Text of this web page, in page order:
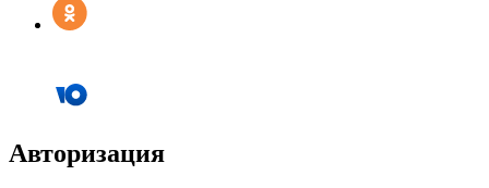
Авторизация